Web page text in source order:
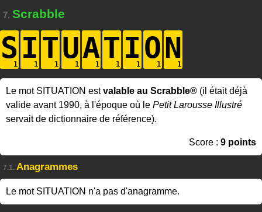
7. Scrabble
S ITUATION
Le mot SITUATION estvalable au Scrabble® (il était déjà
valide avant 1990, à l'époque où le Petit Larousse Illustré
servait de dictionnaire de référence).
Score : 9 points
7.1. Anagrammes
Le mot SITUATION n'a pas d'anagramme.